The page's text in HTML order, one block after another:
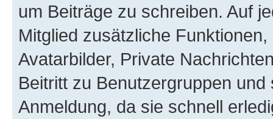
um Beiträge zu schreiben. Auf
Mitglied zusätzliche
Avatarbilder, Private
Beitritt zu Benutzergruppen
Anmeldung, da sie schnell